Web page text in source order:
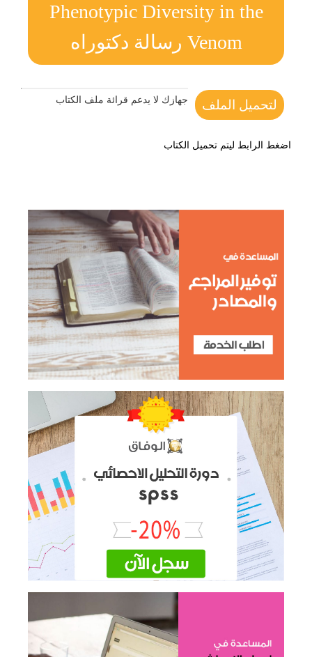
Phenotypic Diversity in the
Venom رسالة دكتوراه
لتحميل الملف جهازك لا يدعم قرائة ملف الكتاب
اضغط الرابط ليتم تحميل الكتاب